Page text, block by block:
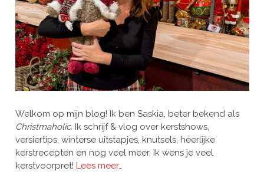
Welkom op mijn blog! Ik ben Saskia, beter bekend als
Christmaholic. Ik schrijf & vlog over kerstshows,
versiertips, winterse uitstapjes, knutsels, heerlijke
kerstrecepten en nog veel meer. Ik wens je veel
kerstvoorpret! Lees meer…